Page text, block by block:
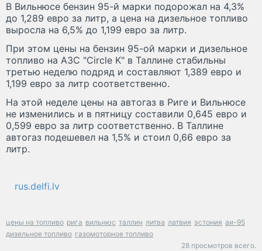
В Вильнюсе бензин 95-й марки подорожал на 4,3%
до 1,289 евро за литр, а цена на дизельное топливо
выросла на 6,5% до 1,199 евро за литр.
При этом цены на бензин 95-ой марки и дизельное
топливо на АЗС "Circle K" в Таллине стабильны
третью неделю подряд и составляют 1,389 евро и
1,199 евро за литр соответственно.
На этой неделе цены на автогаз в Риге и Вильнюсе
не изменились и в пятницу составили 0,645 евро и
0,599 евро за литр соответственно. В Таллине
автогаз подешевел на 1,5% и стоил 0,66 евро за
литр.
rus.delfi.lv
цены на топливо рига вильнюс таллин литва латвия эстония аи-95
дизельное топливо газомоторное топливо
28 просмотров всего.